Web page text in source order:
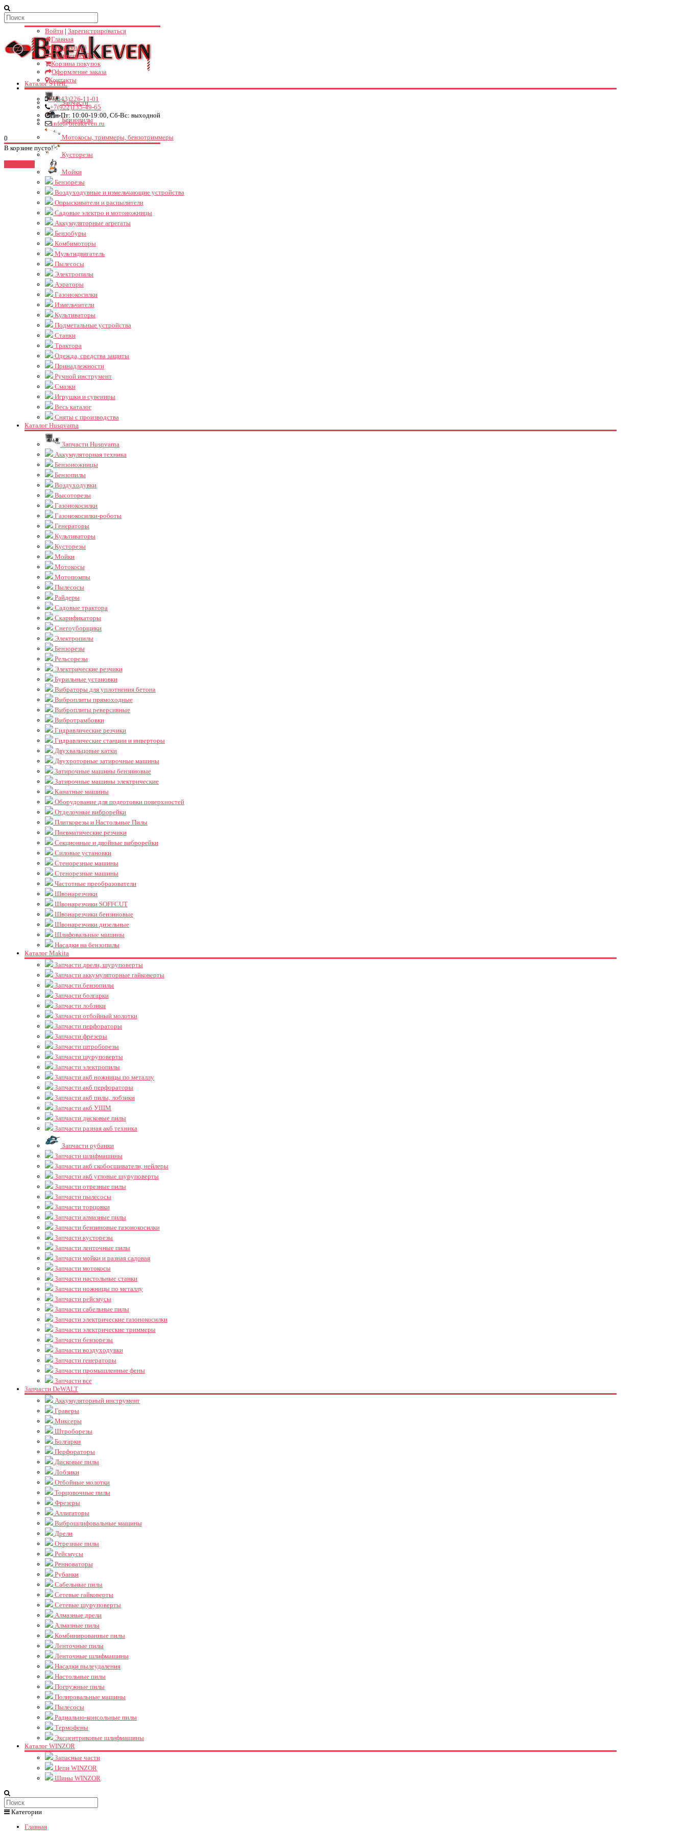
Мой аккаунт
Войти | Зарегистрироваться
Главная
Закладки (0)
Сравнение (0)
Корзина покупок
Оформление заказа
Контакты
+7(343)226-11-01
+7(922)135-49-65
Пн-Пт: 10:00-19:00, Сб-Вс: выходной
info@breakeven.ru
0
В корзине пусто!
Каталог STIHL
Запчасти
Бензопилы
Мотокосы, триммеры, бензотриммеры
Кусторезы
Мойки
Бензорезы
Воздуходувные и измельчающие устройства
Опрыскиватели и распылители
Садовые электро и мотоножницы
Аккумуляторные агрегаты
Бензобуры
Комбимоторы
Мультидвигатель
Пылесосы
Электропилы
Аэраторы
Газонокосилки
Измельчители
Культиваторы
Подметальные устройства
Станки
Трактора
Одежда, средства защиты
Принадлежности
Ручной инструмент
Смазки
Игрушки и сувениры
Весь каталог
Сняты с производства
Каталог Husqvarna
Запчасти Husqvarna
Аккумуляторная техника
Бензоножницы
Бензопилы
Воздуходувки
Высоторезы
Газонокосилки
Газонокосилки-роботы
Генераторы
Культиваторы
Кусторезы
Мойки
Мотокосы
Мотопомпы
Пылесосы
Райдеры
Садовые трактора
Скарификаторы
Снегоуборщики
Электропилы
Бензорезы
Рельсорезы
Электрические резчики
Бурильные установки
Вибраторы для уплотнения бетона
Виброплиты прямоходные
Виброплиты реверсивные
Вибротрамбовки
Гидравлические резчики
Гидравлические станции и инверторы
Двухвальцовые катки
Двухроторные затирочные машины
Затирочные машины бензиновые
Затирочные машины электрические
Канатные машины
Оборудование для подготовки поверхностей
Отделочные виброрейки
Плиткорезы и Настольные Пилы
Пневматические резчики
Секционные и двойные виброрейки
Силовые установки
Стенорезные машины
Стенорезные машины
Частотные преобразователи
Швонарезчики
Швонарезчики SOFFCUT
Швонарезчики бензиновые
Швонарезчики дизельные
Шлифовальные машины
Насадки на бензопилы
Каталог Makita
Запчасти дрели, шуруповерты
Запчасти аккумуляторные гайковерты
Запчасти бензопилы
Запчасти болгарки
Запчасти лобзики
Запчасти отбойный молотки
Запчасти перфораторы
Запчасти фрезеры
Запчасти штроборезы
Запчасти шуруповерты
Запчасти электропилы
Запчасти акб ножницы по металлу
Запчасти акб перфораторы
Запчасти акб пилы, лобзики
Запчасти акб УШМ
Запчасти дисковые пилы
Запчасти разная акб техника
Запчасти рубанки
Запчасти шлифмашины
Запчасти акб скобосшиватели, нейлеры
Запчасти акб угловые шуруповерты
Запчасти отрезные пилы
Запчасти пылесосы
Запчасти торцовки
Запчасти алмазные пилы
Запчасти бензиновые газонокосилки
Запчасти кусторезы
Запчасти ленточные пилы
Запчасти мойки и разная садовая
Запчасти мотокосы
Запчасти настольные станки
Запчасти ножницы по металлу
Запчасти рейсмусы
Запчасти сабельные пилы
Запчасти электрические газонокосилки
Запчасти электрические триммеры
Запчасти бензорезы
Запчасти воздуходувки
Запчасти генераторы
Запчасти промышленные фены
Запчасти все
Запчасти DeWALT
Аккумуляторный инструмент
Граверы
Миксеры
Штроборезы
Болгарки
Перфораторы
Дисковые пилы
Лобзики
Отбойные молотки
Торцовочные пилы
Фрезеры
Аллигаторы
Виброшлифовальные машины
Дрели
Отрезные пилы
Рейсмусы
Ренноваторы
Рубанки
Сабельные пилы
Сетевые гайковерты
Сетевые шуруповерты
Алмазные дрели
Алмазные пилы
Комбинированные пилы
Ленточные пилы
Ленточные шлифмашины
Насадки пылеудаления
Настольные пилы
Погружные пилы
Полировальные машины
Пылесосы
Радиально-консольные пилы
Термофены
Эксцентриковые шлифмашины
Каталог WINZOR
Запасные части
Цепи WINZOR
Шины WINZOR
Категории
Главная